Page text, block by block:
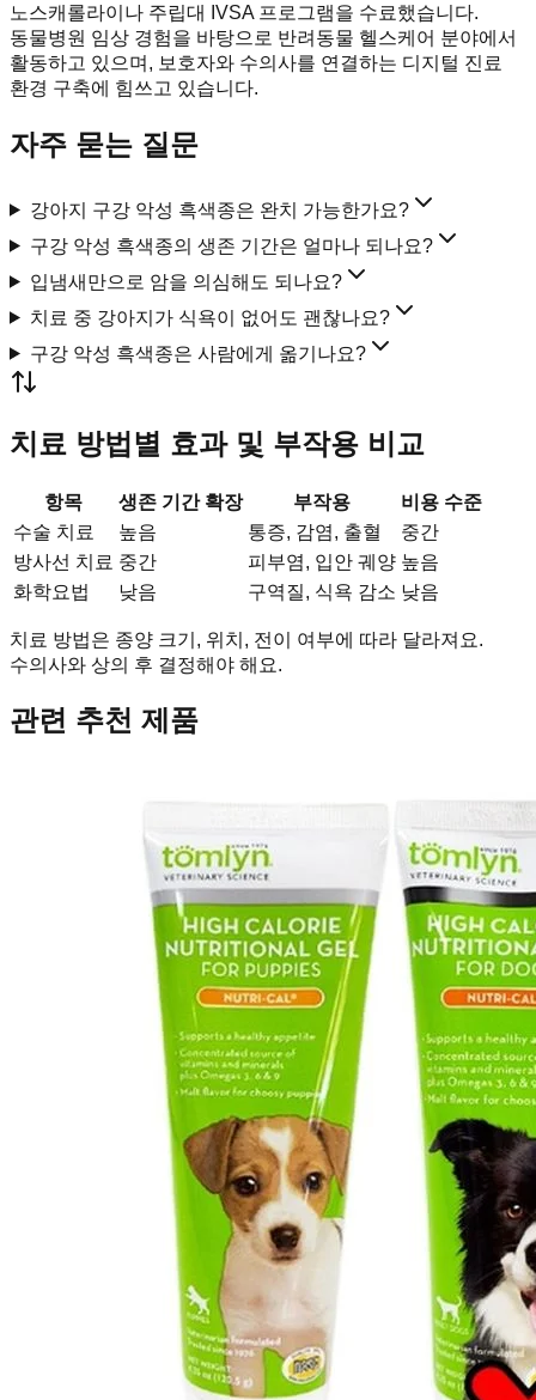
노스캐롤라이나 주립대 IVSA 프로그램을 수료했습니다.
동물병원 임상 경험을 바탕으로 반려동물 헬스케어 분야에서
활동하고 있으며, 보호자와 수의사를 연결하는 디지털 진료
환경 구축에 힘쓰고 있습니다.
자주 묻는 질문
강아지 구강 악성 흑색종은 완치 가능한가요?
구강 악성 흑색종의 생존 기간은 얼마나 되나요?
입냄새만으로 암을 의심해도 되나요?
치료 중 강아지가 식욕이 없어도 괜찮나요?
구강 악성 흑색종은 사람에게 옮기나요?
치료 방법별 효과 및 부작용 비교
항목 생존 기간 확장 부작용
비용 수준
수술 치료
높음 통증, 감염, 출혈
중간
방사선 치료 중간 피부염, 입안 궤양 높음
화학요법
낮음 구역질, 식욕 감소 낮음
치료 방법은 종양 크기, 위치, 전이 여부에 따라 달라져요.
수의사와 상의 후 결정해야 해요.
관련 추천 제품